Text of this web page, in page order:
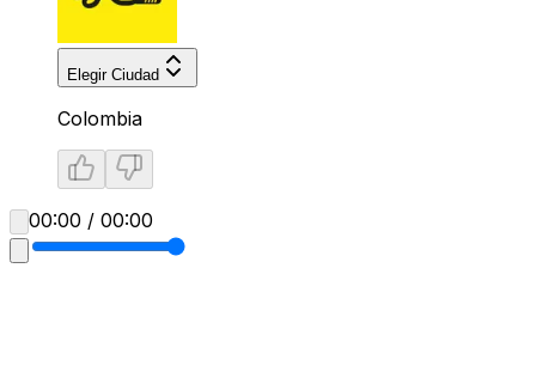
Elegir Ciudad
Colombia
00:00 / 00:00